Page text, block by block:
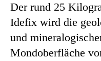
Der rund 25
Idefix wird die
und
Mondoberfläche